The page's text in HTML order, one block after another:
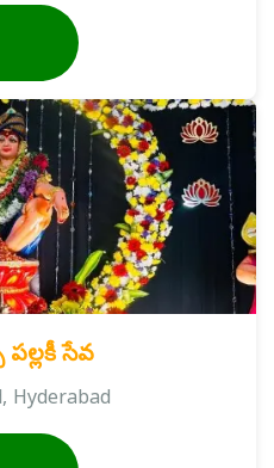
సేవ
Hyderabad